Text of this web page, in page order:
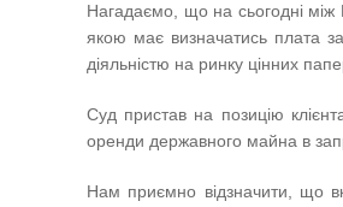
Нагадаємо, що на сьогодні між
якою має визначатись плата
діяльністю на ринку цінних
Суд пристав на позицію
оренди державного майна в
Нам приємно відзначити, що